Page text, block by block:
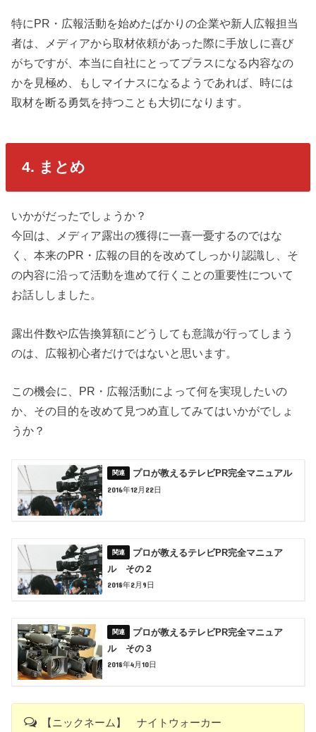
特にPR・広報活動を始めたばかりの企業や新人広報担当
者は、メディアから取材依頼があった際に手放しに喜び
がちですが、本当に自社にとってプラスになる内容なの
かを見極め、もしマイナスになるようであれば、時には
取材を断る勇気を持つことも大切になります。
4. まとめ
いかがだったでしょうか？
今回は、メディア露出の獲得に一喜一憂するのではな
く、本来のPR・広報の目的を改めてしっかり認識し、そ
の内容に沿って活動を進めて行くことの重要性について
お話ししました。
露出件数や広告換算額にどうしても意識が行ってしまう
のは、広報初心者だけではないと思います。
この機会に、PR・広報活動によって何を実現したいの
か、その目的を改めて見つめ直してみてはいかがでしょ
うか？
プロが教えるテレビPR完全マニュアル
2016年12月22日
プロが教えるテレビPR完全マニュア
ル その２
2018年2月9日
プロが教えるテレビPR完全マニュア
ル その３
2018年4月10日
【ニックネーム】 ナイトウォーカー